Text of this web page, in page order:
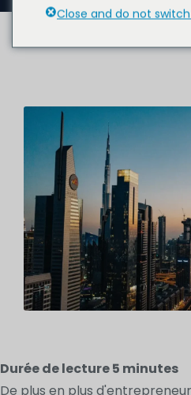
Durée de lecture5 minutes
De plus en plus
Close and do not